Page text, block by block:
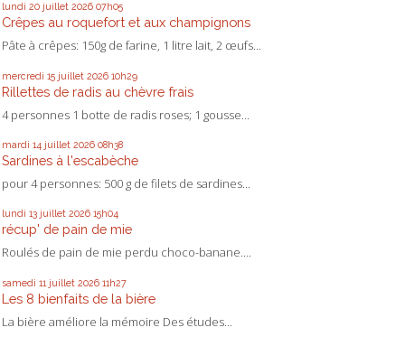
lundi 20 juillet 2026 07h05
Crêpes au roquefort et aux champignons
Pâte à crêpes: 150g de farine, 1 litre lait, 2 œufs...
mercredi 15 juillet 2026 10h29
Rillettes de radis au chèvre frais
4 personnes 1 botte de radis roses; 1 gousse...
mardi 14 juillet 2026 08h38
Sardines à l'escabèche
pour 4 personnes: 500 g de filets de sardines...
lundi 13 juillet 2026 15h04
récup' de pain de mie
Roulés de pain de mie perdu choco-banane....
samedi 11 juillet 2026 11h27
Les 8 bienfaits de la bière
La bière améliore la mémoire Des études...